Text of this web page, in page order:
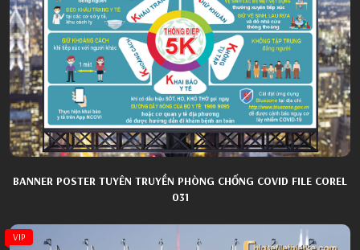
BANNER POSTER TUYÊN TRUYỀN PHÒNG CHỐNG COVID FILE COREL
031
VIP